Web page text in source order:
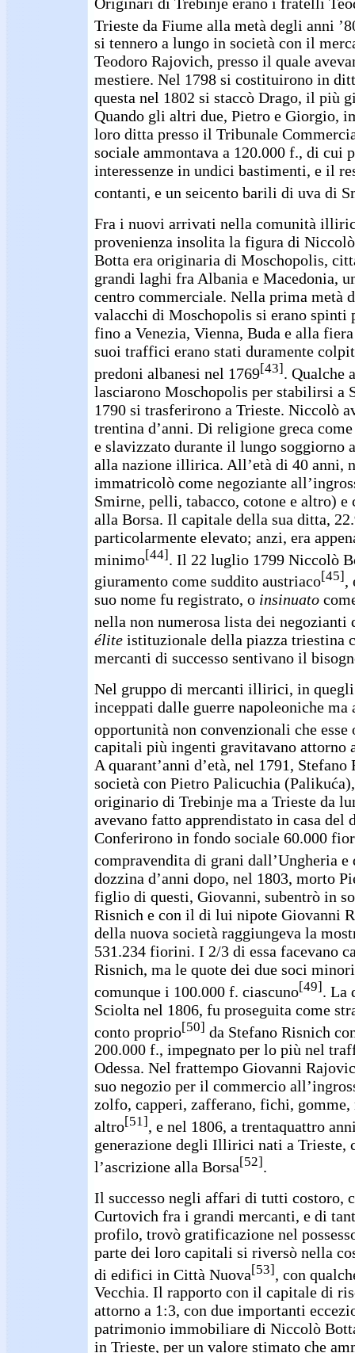
Trieste da Fiume alla metà degli anni
si tennero a lungo in società con il
Teodoro Rajovich, presso il quale
mestiere. Nel 1798 si costituirono in
questa nel 1802 si staccò Drago, il più
Quando gli altri due, Pietro e Giorgio,
loro ditta presso il Tribunale
sociale ammontava a 120.000 f., di cui
interessenze in undici bastimenti, e il
contanti, e un seicento barili di uva di
Fra i nuovi arrivati nella comunità
provenienza insolita la figura di
Botta era originaria di Moschopolis,
grandi laghi fra Albania e Macedonia,
centro commerciale. Nella prima metà
valacchi di Moschopolis si erano spinti
fino a Venezia, Vienna, Buda e alla
suoi traffici erano stati duramente
predoni albanesi nel 1769[43]. Qualche
lasciarono Moschopolis per stabilirsi a
1790 si trasferirono a Trieste. Niccolò
trentina d’anni. Di religione greca
e slavizzato durante il lungo soggiorno
alla nazione illirica. All’età di 40 anni,
immatricolò come negoziante
Smirne, pelli, tabacco, cotone e altro) e
alla Borsa. Il capitale della sua ditta,
particolarmente elevato; anzi, era
minimo[44] . Il 22 luglio 1799 Niccolò
giuramento come suddito austriaco[45] ,
suo nome fu registrato, o insinuato
nella non numerosa lista dei negozianti
élite istituzionale della piazza triestina
mercanti di successo sentivano il
Nel gruppo di mercanti illirici, in
inceppati dalle guerre napoleoniche
opportunità non convenzionali che
capitali più ingenti gravitavano attorno
A quarant’anni d’età, nel 1791,
società con Pietro Palicuchia
originario di Trebinje ma a Trieste da
avevano fatto apprendistato in casa del
Conferirono in fondo sociale 60.000
compravendita di grani dall’Ungheria e
dozzina d’anni dopo, nel 1803, morto
figlio di questi, Giovanni, subentrò in
Risnich e con il di lui nipote Giovanni
della nuova società raggiungeva la
531.234 fiorini. I 2/3 di essa facevano
Risnich, ma le quote dei due soci
comunque i 100.000 f. ciascuno[49]. La
Sciolta nel 1806, fu proseguita come
conto proprio[50] da Stefano Risnich
200.000 f., impegnato per lo più nel
Odessa. Nel frattempo Giovanni
suo negozio per il commercio
zolfo, capperi, zafferano, fichi, gomme,
altro[51] , e nel 1806, a trentaquattro
generazione degli Illirici nati a Trieste,
l’ascrizione alla Borsa[52].
Il successo negli affari di tutti costoro,
Curtovich fra i grandi mercanti, e di
profilo, trovò gratificazione nel
parte dei loro capitali si riversò nella
di edifici in Città Nuova[53] , con
Vecchia. Il rapporto con il capitale di
attorno a 1:3, con due importanti
patrimonio immobiliare di Niccolò
in Trieste, per un valore stimato che